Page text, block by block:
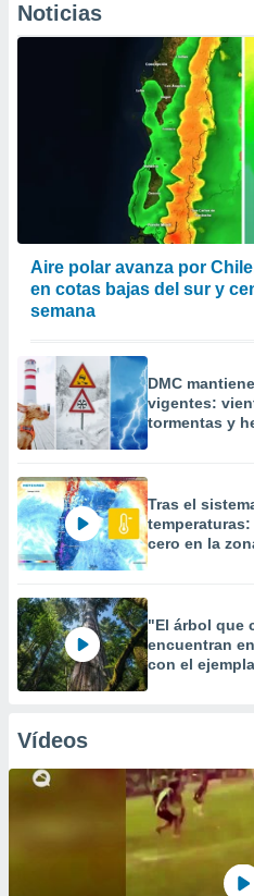
Noticias
Aire polar avanza por
en cotas bajas del sur y
semana
DMC
vigentes:
tormentas y
Tras el
cero en la
"El árbol que
encuentran
con el
Vídeos